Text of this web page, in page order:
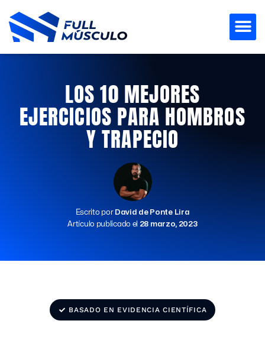
contenido
LOS 10 MEJORES
EJERCICIOS PARA HOMBROS
Y TRAPECIO
Escrito porDavid de Ponte Lira
Artículo publicado el 28 marzo, 2023
BASADO EN EVIDENCIA CIENTÍFICA